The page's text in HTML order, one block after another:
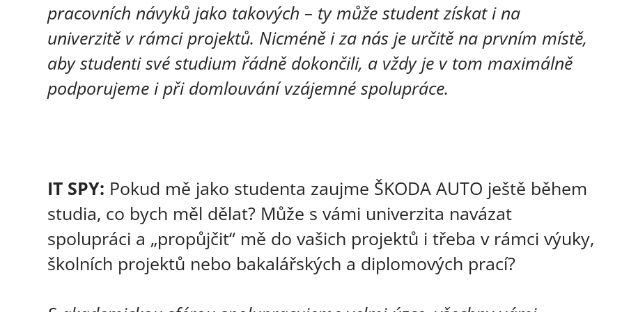
pracovních návyků jako takových – ty může student získat i na
univerzitě v rámci projektů. Nicméně i za nás je určitě na prvním místě,
aby studenti své studium řádně dokončili, a vždy je v tom maximálně
podporujeme i při domlouvání vzájemné spolupráce.
IT SPY: Pokud mě jako studenta zaujme ŠKODA AUTO ještě během
studia, co bych měl dělat? Může s vámi univerzita navázat
spolupráci a „propůjčit“ mě do vašich projektů i třeba v rámci výuky,
školních projektů nebo bakalářských a diplomových prací?